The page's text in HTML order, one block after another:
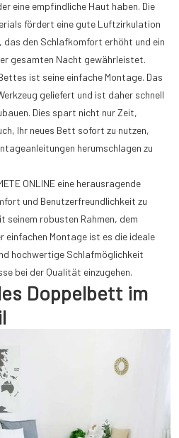
eine empfindliche Haut haben. Die
fördert eine gute Luftzirkulation
den Schlafkomfort erhöht und ein
gesamten Nacht gewährleistet.
ist seine einfache Montage. Das
geliefert und ist daher schnell
Dies spart nicht nur Zeit,
Ihr neues Bett sofort zu nutzen,
herumschlagen zu
ONLINE eine herausragende
und Benutzerfreundlichkeit zu
seinem robusten Rahmen, dem
einfachen Montage ist es die ideale
hochwertige Schlafmöglichkeit
bei der Qualität einzugehen.
Doppelbett im